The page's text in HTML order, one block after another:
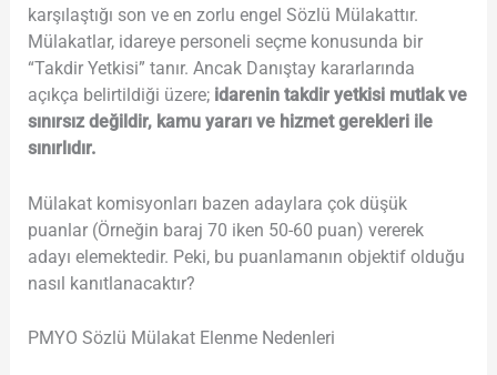
karşılaştığı son ve en zorlu engel Sözlü Mülakattır.
Mülakatlar, idareye personeli seçme konusunda bir
“Takdir Yetkisi” tanır. Ancak Danıştay kararlarında
açıkça belirtildiği üzere; idarenin takdir yetkisi mutlak ve
sınırsız değildir, kamu yararı ve hizmet gerekleri ile
sınırlıdır.
Mülakat komisyonları bazen adaylara çok düşük
puanlar (Örneğin baraj 70 iken 50-60 puan) vererek
adayı elemektedir. Peki, bu puanlamanın objektif olduğu
nasıl kanıtlanacaktır?
PMYO Sözlü Mülakat Elenme Nedenleri